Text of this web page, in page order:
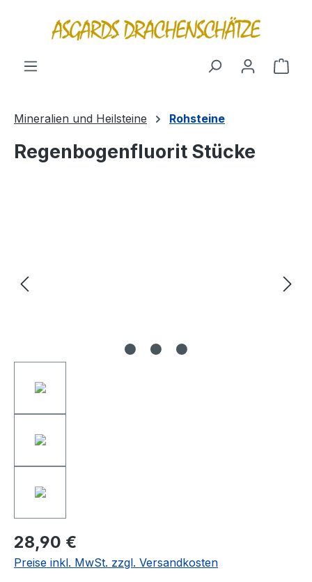
springen
Mineralien und Heilsteine Rohsteine
Regenbogenfluorit Stücke
28,90 €
Preise inkl. MwSt. zzgl. Versandkosten